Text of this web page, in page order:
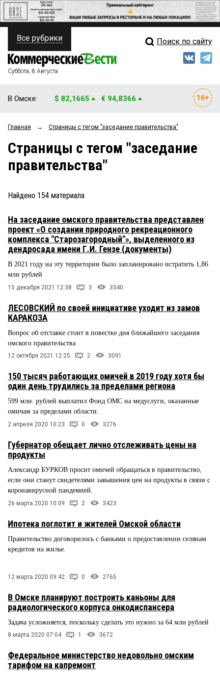
ПОЛИТИКА
ФИНАНСЫ
ОБЩЕСТВО
ЗАКОН
НОВОСТИ КОМПАНИЙ
ПРОИСШЕСТВИЯ
СТИЛЬ ЖИЗНИ
Свежий выпуск
Мнения
Рейтинги
Все рубрики Поиск по сайту
Суббота, 8 Августа
В Омске: $ 82,1665 € 94,8366
Главная → Страницы c тегом "заседание правительства"
Страницы c тегом "заседание
правительства"
Найдено 154 материала
На заседание омского правительства представлен
проект «О создании природного рекреационного
комплекса "Старозагородный"», выделенного из
дендросада имени Г.И. Гензе (документы)
В 2021 году на эту территории было запланировано истратить 1,86
млн рублей
15 декабря 2021 12:38 3 3340
ЛЕСОВСКИЙ по своей инициативе уходит из замов
КАРАКОЗА
Вопрос об отставке стоит в повестке дня ближайшего заседания
омского правительства
12 октября 2021 12:25 2 3091
150 тысяч работающих омичей в 2019 году хотя бы
один день трудились за пределами региона
599 млн. рублей выплатил Фонд ОМС на медуслуги, оказанные
омичам за пределами области.
2 апреля 2020 10:23 0 3276
Губернатор обещает лично отслеживать цены на
продукты
Александр БУРКОВ просит омичей обращаться в правительство,
если они станут свидетелями завышения цен на продукты в связи с
коронавирусной пандемией.
26 марта 2020 10:09 2 3423
Ипотека поглотит и жителей Омской области
Правительство договорилось с банками о предоставлении селянам
кредитов на жилье.
12 марта 2020 09:42 0 2765
В Омске планируют построить каньоны для
радиологического корпуса онкодиспансера
Задача усложняется, поскольку сделать это нужно за 64 млн рублей
8 марта 2020 07:04 1 3672
Федеральное министерство недовольно омским
тарифом на капремонт